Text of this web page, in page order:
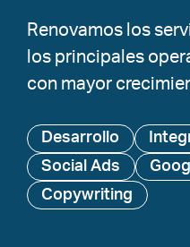
Renovamos los
los principales
con mayor
Desarrollo
Social Ads
Copywriting